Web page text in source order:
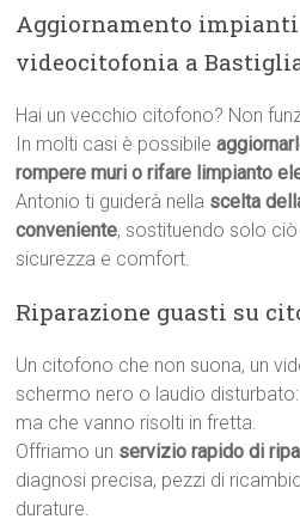
Aggiornamento
videocitofonia a
Hai un vecchio citofono? Non
In molti casi è possibile
rompere muri o rifare limpianto
Antonio ti guiderà nella scelta
conveniente, sostituendo solo
sicurezza e comfort.
Riparazione guasti su
Un citofono che non suona, un
schermo nero o laudio disturbato:
ma che vanno risolti in fretta.
Offriamo un servizio rapido di
diagnosi precisa, pezzi di
durature.